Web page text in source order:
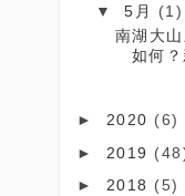
▼5月 (1)
南湖大
如何
► 2020 (6)
► 2019
► 2018 (5)